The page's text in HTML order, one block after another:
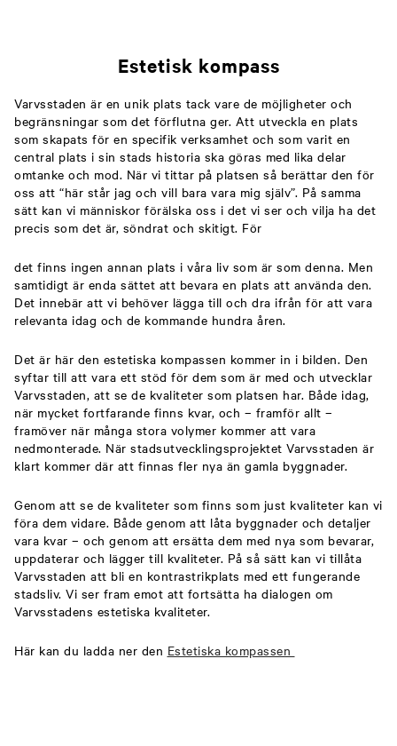
Estetisk kompass
Varvsstaden är en unik plats tack vare de möjligheter och
begränsningar som det förflutna ger. Att utveckla en plats
som skapats för en specifik verksamhet och som varit en
central plats i sin stads historia ska göras med lika delar
omtanke och mod. När vi tittar på platsen så berättar den för
oss att “här står jag och vill bara vara mig själv”. På samma
sätt kan vi människor förälska oss i det vi ser och vilja ha det
precis som det är, söndrat och skitigt. För
det finns ingen annan plats i våra liv som är som denna. Men
samtidigt är enda sättet att bevara en plats att använda den.
Det innebär att vi behöver lägga till och dra ifrån för att vara
relevanta idag och de kommande hundra åren.
Det är här den estetiska kompassen kommer in i bilden. Den
syftar till att vara ett stöd för dem som är med och utvecklar
Varvsstaden, att se de kvaliteter som platsen har. Både idag,
när mycket fortfarande finns kvar, och – framför allt –
framöver när många stora volymer kommer att vara
nedmonterade. När stadsutvecklingsprojektet Varvsstaden är
klart kommer där att finnas fler nya än gamla byggnader.
Genom att se de kvaliteter som finns som just kvaliteter kan vi
föra dem vidare. Både genom att låta byggnader och detaljer
vara kvar – och genom att ersätta dem med nya som bevarar,
uppdaterar och lägger till kvaliteter. På så sätt kan vi tillåta
Varvsstaden att bli en kontrastrikplats med ett fungerande
stadsliv. Vi ser fram emot att fortsätta ha dialogen om
Varvsstadens estetiska kvaliteter.
Här kan du ladda ner den Estetiska kompassen